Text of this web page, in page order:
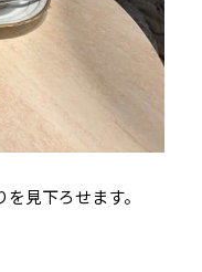
見下ろせます。